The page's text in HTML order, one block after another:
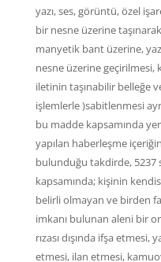
yazı, ses, görüntü, özel
bir nesne üzerine
manyetik bant üzerine,
nesne üzerine geçirilmesi,
iletinin taşınabilir belleğe
işlemlerle )sabitlenmesi
bu madde kapsamında
yapılan haberleşme
bulunduğu takdirde, 5237
kapsamında; kişinin
belirli olmayan ve birden
imkanı bulunan aleni bir
rızası dışında ifşa etmesi,
etmesi, ilan etmesi,